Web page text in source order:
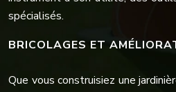
spécialisés.
BRICOLAGES ET
Que vous construisiez une